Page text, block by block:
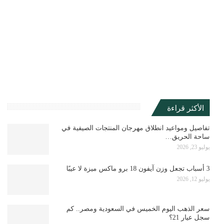
الأكثر قراءة
تفاصيل ومواعيد انطلاق مهرجان المنتجات الصيفية في
ساحة الحريق…
يوليو 23, 2026
3 أسباب تجعل وزن آيفون 18 برو ماكس ميزة لا عيبًا
يوليو 12, 2026
سعر الذهب اليوم الخميس في السعودية ومصر.. كم
سجل عيار 21؟